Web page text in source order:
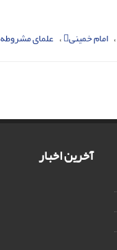
امام خمینی علمای مشروطه
آخرین اخبار